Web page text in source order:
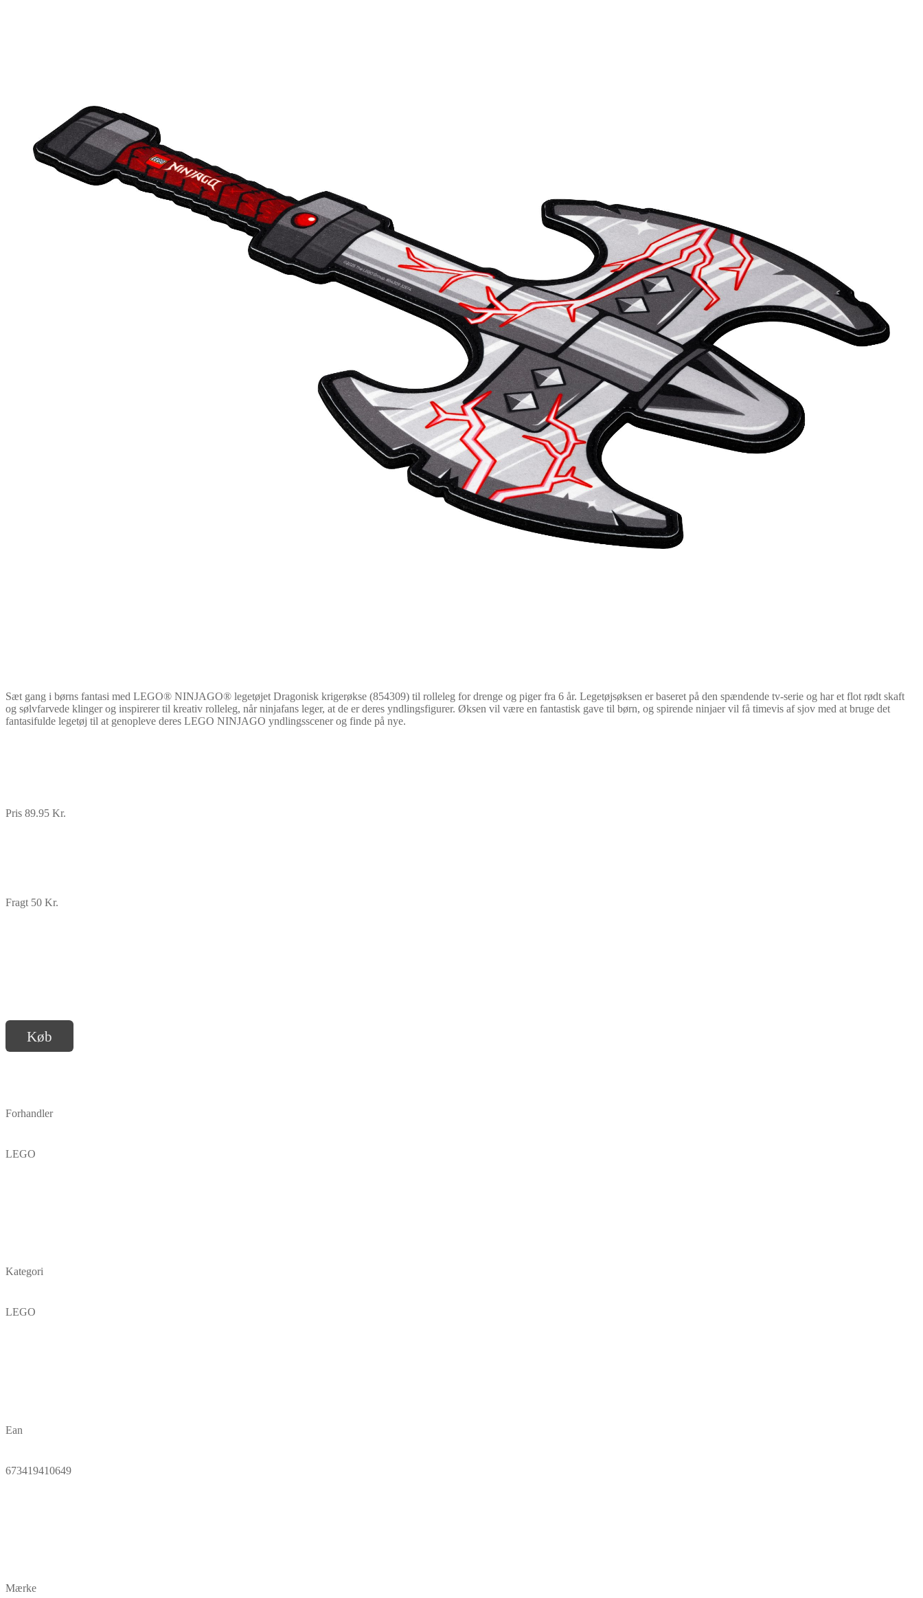
Sæt gang i børns fantasi med LEGO® NINJAGO® legetøjet Dragonisk krigerøkse (854309) til rolleleg for drenge og piger fra 6 år. Legetøjsøksen er baseret på den spændende tv-serie og har et flot rødt skaft
og sølvfarvede klinger og inspirerer til kreativ rolleleg, når ninjafans leger, at de er deres yndlingsfigurer. Øksen vil være en fantastisk gave til børn, og spirende ninjaer vil få timevis af sjov med at bruge det
fantasifulde legetøj til at genopleve deres LEGO NINJAGO yndlingsscener og finde på nye.
Pris 89.95 Kr.
Fragt 50 Kr.
Køb
Forhandler
LEGO
Kategori
LEGO
Ean
673419410649
Mærke